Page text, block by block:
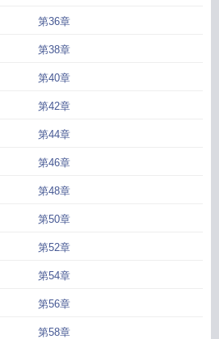
第36章
第38章
第40章
第42章
第44章
第46章
第48章
第50章
第52章
第54章
第56章
第58章